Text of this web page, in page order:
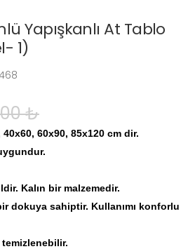
Yapışkanlı At Tablo
1)
₺
60x90, 85x120 cm dir.
Kalın bir malzemedir.
dokuya sahiptir. Kullanımı konforlu